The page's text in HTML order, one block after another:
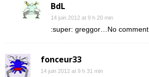
BdL
14 juin 2012 at 9 h 20 min
:super: greggor…No comment
fonceur33
14 juin 2012 at 9 h 31 min